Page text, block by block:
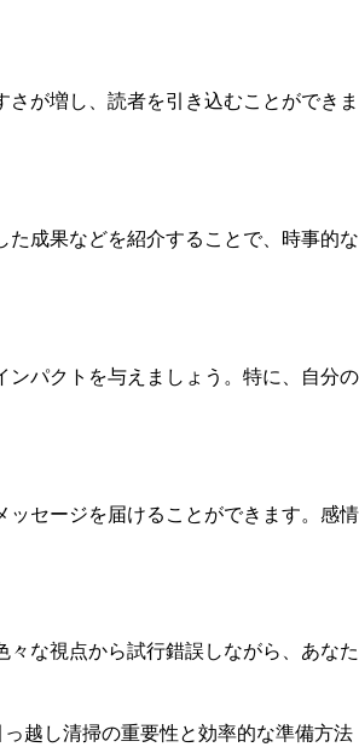
が増し、読者を引き込むことができま
成果などを紹介することで、時事的な
ンパクトを与えましょう。特に、自分の
セージを届けることができます。感情
な視点から試行錯誤しながら、あなた
っ越し清掃の重要性と効率的な準備方法